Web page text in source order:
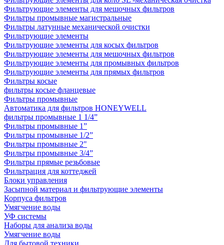
Фильтрующие элементы для мешочных фильтров
Фильтры промывные магистральные
Фильтры латунные механической очистки
Фильтрующие элементы
Фильтрующие элементы для косых фильтров
Фильтрующие элементы для мешочных фильтров
Фильтрующие элементы для промывных фильтров
Фильтрующие элементы для прямых фильтров
Фильтры косые
фильтры косые фланцевые
Фильтры промывные
Автоматика для фильтров HONEYWELL
фильтры промывные 1 1/4”
Фильтры промывные 1”
Фильтры промывные 1/2”
Фильтры промывные 2"
Фильтры промывные 3/4”
Фильтры прямые резьбовые
Фильтрация для коттеджей
Блоки управления
Засыпной материал и фильтрующие элементы
Корпуса фильтров
Умягчение воды
УФ системы
Наборы для анализа воды
Умягчение воды
Для бытовой техники